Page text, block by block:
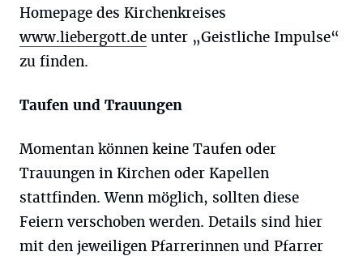
Homepage des Kirchenkreises
www.liebergott.de unter „Geistliche Impulse“
zu finden.
Taufen und Trauungen
Momentan können keine Taufen oder
Trauungen in Kirchen oder Kapellen
stattfinden. Wenn möglich, sollten diese
Feiern verschoben werden. Details sind hier
mit den jeweiligen Pfarrerinnen und Pfarrer